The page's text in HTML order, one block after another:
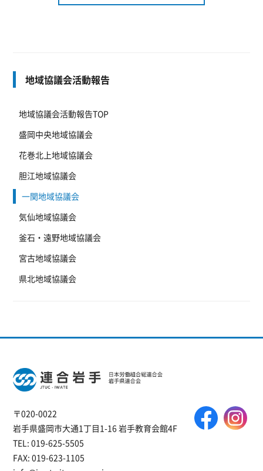
地域協議会活動報告
地域協議会活動報告TOP
盛岡中央地域協議会
花巻北上地域協議会
胆江地域協議会
一関地域協議会
気仙地域協議会
釜石・遠野地域協議会
宮古地域協議会
県北地域協議会
〒020-0022
岩手県盛岡市大通1丁目1-16 岩手教育会館4F
TEL: 019-625-5505
FAX: 019-623-1105